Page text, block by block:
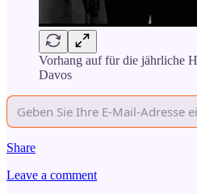
Vorhang auf für die jährliche
Davos
Share
Leave a comment